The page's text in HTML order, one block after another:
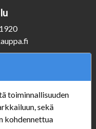
toiminnallisuuden
sekä
kohdennettua